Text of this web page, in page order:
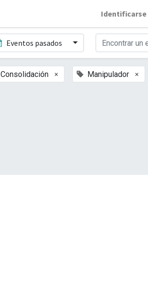
Identificarse
Eventos pasados
Consolidación × Manipulador ×